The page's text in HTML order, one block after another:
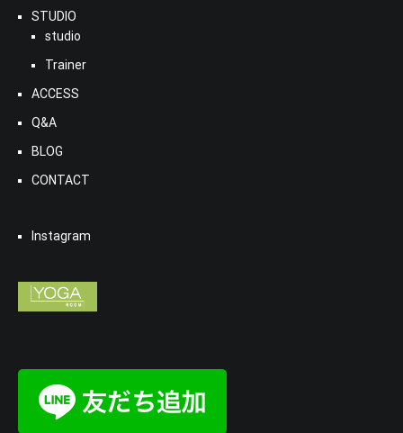
STUDIO
studio
Trainer
ACCESS
Q&A
BLOG
CONTACT
Instagram